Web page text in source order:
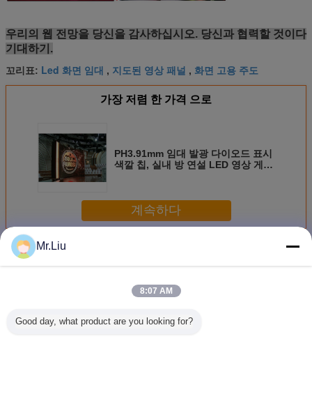
우리의 웹 전망을 당신을 감사하십시오. 당신과 협력할 것이다
기대하기.
꼬리표: Led 화면 임대 , 지도된 영상 패널 , 화면 고용 주도
가장 저렴 한 가격 으로
PH3.91mm 임대 발광 다이오드 표시
색깔 칩, 실내 방 연설 LED 영상 게시
계속하다
더 많은 것실내 임대료 LED 스크린
실내 렌터 LED 스
P3.91 P4.81 연주
Mr.Liu
8:07 AM
Good day, what product are you looking for?